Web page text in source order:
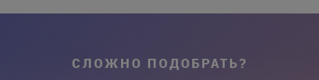
СЛОЖНО ПОДОБРАТЬ?